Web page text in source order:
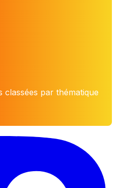
classées par thématique